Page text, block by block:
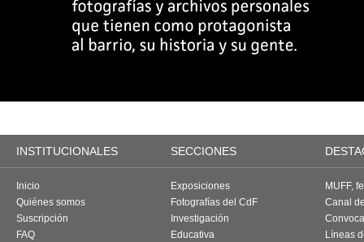
INSTITUCIONALES SECCIONES
Inicio
Quiénes somos
Suscripción
FAQ
Exposiciones
Fotografías del CdF
Investigación
Educativa
MUFF,
Canal
Líneas